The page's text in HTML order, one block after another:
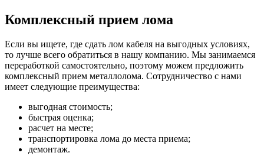
Комплексный прием лома
Если вы ищете, где сдать лом кабеля на выгодных условиях,
то лучше всего обратиться в нашу компанию. Мы занимаемся
переработкой самостоятельно, поэтому можем предложить
комплексный прием металлолома. Сотрудничество с нами
имеет следующие преимущества:
выгодная стоимость;
быстрая оценка;
расчет на месте;
транспортировка лома до места приема;
демонтаж.